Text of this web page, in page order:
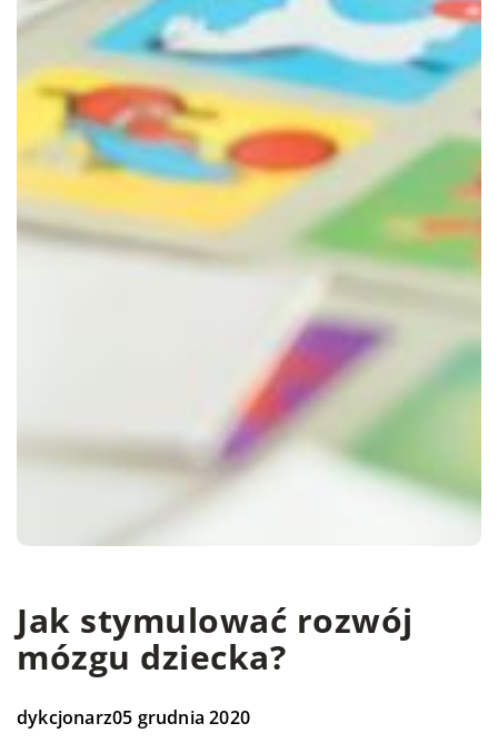
Jak stymulować rozwój
mózgu dziecka?
dykcjonarz05 grudnia 2020